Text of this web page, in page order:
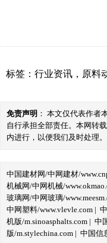
标签： 行业资讯 ， 原料
免责声明 ： 本文仅代表作者
自行承担全部责任。本网转
内进行，以便我们及时处理
中国建材网/中网建材/
机械网/中网机械/
玻璃网/中网玻璃/
中网塑料/www.vlevle.com |
机版/m.sinoasphalts.com | 中
版/m.stylechina.com | 中国信